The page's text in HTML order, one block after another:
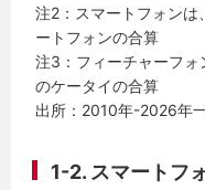
注2：スマートフォン
ートフォンの合算
注3：フィーチャーフ
のケータイの合算
出所：2010年-2026年
1-2. スマートフ